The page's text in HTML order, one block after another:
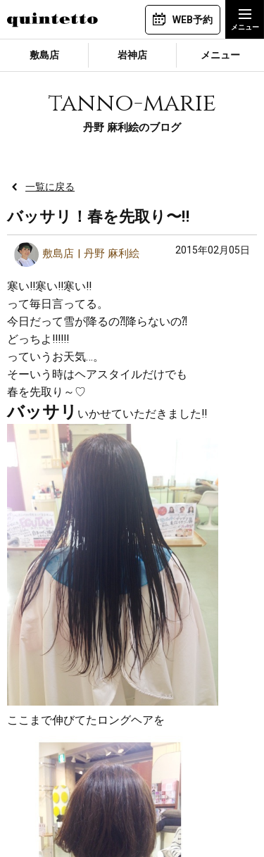
WEB予約
敷島店 岩神店 メニュー
tanno-marie
丹野 麻利絵のブログ
一覧に戻る
バッサリ！春を先取り〜‼︎
敷島店 丹野 麻利絵 2015年02月05日
寒い‼︎寒い‼︎寒い‼︎
って毎日言ってる。
今日だって雪が降るの⁈降らないの⁈
どっちよ‼︎‼︎‼︎
っていうお天気…。
そーいう時はヘアスタイルだけでも
春を先取り～♡
バッサリ いかせていただきました‼︎
ここまで伸びてたロングヘアを